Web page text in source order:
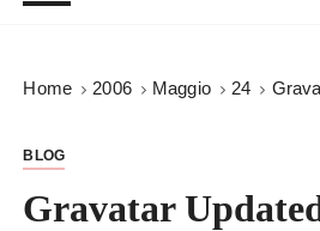
Home 2006 Maggio 24
BLOG
Gravatar